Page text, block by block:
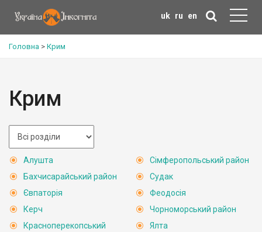
uk ru en
Головна > Крим
Крим
Алушта
Бахчисарайський район
Євпаторія
Керч
Красноперекопський
Сімферопольський район
Судак
Феодосія
Чорноморський район
Ялта